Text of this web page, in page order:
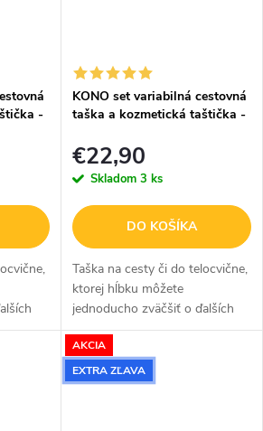
-
V
KONO set variabilná cestovná
taška a kozmetická taštička -
€22,90
Skladom 3 ks
DO KOŠÍKA
Taška na cesty či do telocvične,
ktorej hĺbku môžete
jednoducho zväčšiť o ďalších
12 cm, staší odopnúť zips.
Súčasťou balenia je kozmetická
taštička na toaletné potreby. V...
AKCIA
EXTRA ZĽAVA